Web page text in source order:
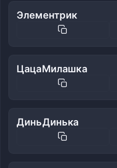
Элементрик
ЦацаМилашка
ДиньДинька